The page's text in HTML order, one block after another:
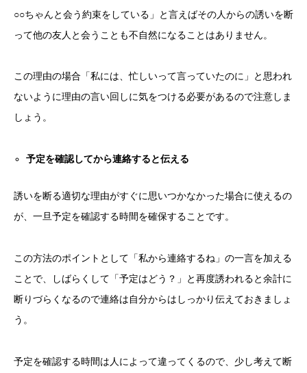
○○ちゃんと会う約束をしている」と言えばその人からの誘いを断
って他の友人と会うことも不自然になることはありません。
この理由の場合「私には、忙しいって言っていたのに」と思われ
ないように理由の言い回しに気をつける必要があるので注意しま
しょう。
予定を確認してから連絡すると伝える
誘いを断る適切な理由がすぐに思いつかなかった場合に使えるの
が、一旦予定を確認する時間を確保することです。
この方法のポイントとして「私から連絡するね」の一言を加える
ことで、しばらくして「予定はどう？」と再度誘われると余計に
断りづらくなるので連絡は自分からはしっかり伝えておきましょ
う。
予定を確認する時間は人によって違ってくるので、少し考えて断